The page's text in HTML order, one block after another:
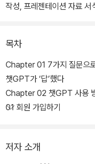
작성, 프레젠테이션 자료 서
원하는 답을 얻기 위해 생
떻게 지시해야 하는 지에 대
을 통해 업무 효율성을 높이
기회를 잡을 수 있을 것이다.
목차
Chapter 01 7가지 질문으
챗GPT가 ‘답’했다
Chapter 02 챗GPT 사용
01 회원 가입하기
저자 소개